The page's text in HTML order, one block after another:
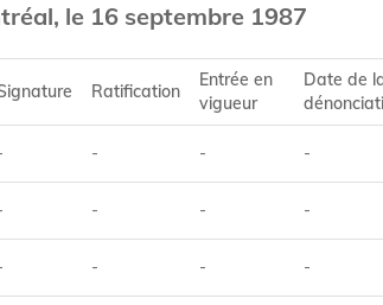
le 16 septembre 1987
Ratification
Entrée en
vigueur
Date de
- - -
- - -
- - -